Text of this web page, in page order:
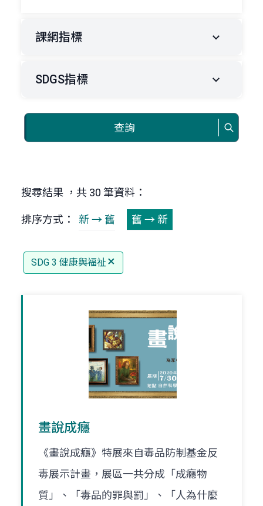
課綱指標
SDGS指標
查詢
搜尋結果 ，共 30 筆資料：
排序方式： 新 → 舊 舊 → 新
SDG 3 健康與福祉
畫說成癮
《畫說成癮》特展來自毒品防制基金反
毒展示計畫，展區一共分成「成癮物
質」、「毒品的罪與罰」、「人為什麼